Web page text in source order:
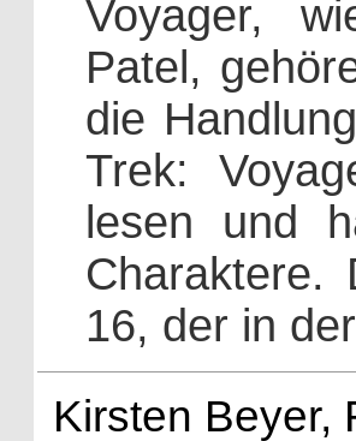
Voyager,
Patel,
die
Trek:
lesen und
16, der in
Kirsten